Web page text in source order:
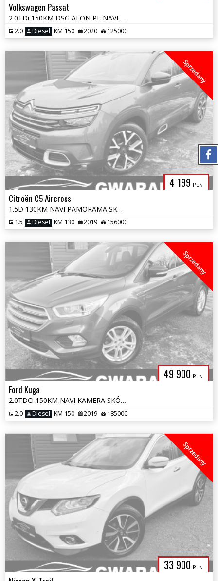
Volkswagen Passat
2.0TDi 150KM DSG ALON PL NAVI KAMERA 360 KLIMATRONIC 2xPDC Grz.Fotele
2.0 Diesel KM 150 2020 125000
4 199 PLN
Sprzedany
Citroën C5 Aircross
1.5D 130KM NAVI PAMORAMA SKÓRY LED KAMERA 360 BLIS ALU 2xPDC GRIP CONT
1.5 Diesel KM 130 2019 156000
49 900 PLN
Sprzedany
Ford Kuga
2.0TDCi 150KM NAVI KAMERA SKÓRA Bi-XENON ALU 2xPDC Grz.Fotele El.Klapa
2.0 Diesel KM 150 2019 185000
33 900 PLN
Sprzedany